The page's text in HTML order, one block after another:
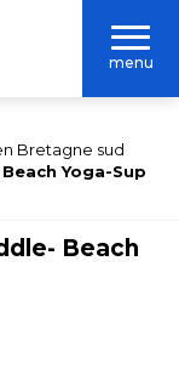
menu
Bretagne sud
Yoga-Sup
Beach